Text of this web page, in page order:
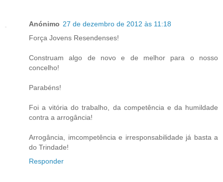
Anónimo 27 de dezembro de 2012 às 11:18
Força Jovens Resendenses!
Construam algo de novo e de melhor para o nosso
concelho!
Parabéns!
Foi a vitória do trabalho, da competência e da humildade
contra a arrogância!
Arrogância, imcompetência e irresponsabilidade já basta a
do Trindade!
Responder